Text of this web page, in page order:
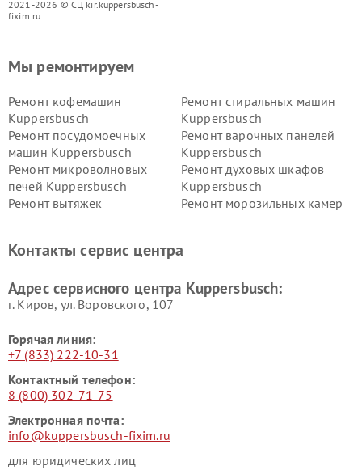
2021-2026 © СЦ kir.kuppersbusch-
fixim.ru
Мы ремонтируем
Ремонт кофемашин
Kuppersbusch
Ремонт стиральных машин
Kuppersbusch
Ремонт посудомоечных
машин Kuppersbusch
Ремонт варочных панелей
Kuppersbusch
Ремонт микроволновых
печей Kuppersbusch
Ремонт духовых шкафов
Kuppersbusch
Ремонт вытяжек
Ремонт морозильных камер
Kuppersbusch
вакуумных упаковщиков
Ремонт сушильных машин Kuppersbusch
Контакты сервис центра
Адрес сервисного центра Kuppersbusch:
г. Киров, ул. Воровского, 107
Горячая линия:
+7 (833) 222-10-31
Контактный телефон:
8 (800) 302-71-75
Электронная почта:
info@kuppersbusch-fixim.ru
для юридических лиц